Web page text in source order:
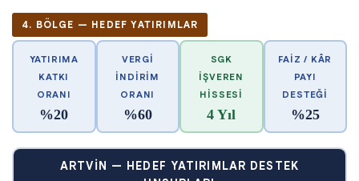
4. BÖLGE — HEDEF YATIRIMLAR
YATIRIMA
KATKI
ORANI
%20
VERGI
İNDIRIM
ORANI
%60
SGK
İŞVEREN
HISSESI
4 Yıl
FAIZ / KÂR
PAYI
DESTEĞI
%25
ARTVIN — HEDEF YATIRIMLAR DESTEK